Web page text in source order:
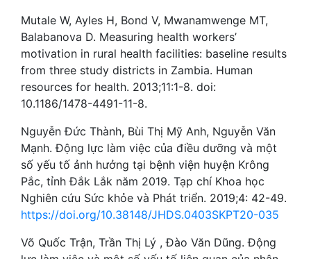
Mutale W, Ayles H, Bond V, Mwanamwenge MT,
Balabanova D. Measuring health workers’
motivation in rural health facilities: baseline results
from three study districts in Zambia. Human
resources for health. 2013;11:1-8. doi:
10.1186/1478-4491-11-8.
Nguyễn Đức Thành, Bùi Thị Mỹ Anh, Nguyễn Văn
Mạnh. Động lực làm việc của điều dưỡng và một
số yếu tố ảnh hưởng tại bệnh viện huyện Krông
Pắc, tỉnh Đắk Lắk năm 2019. Tạp chí Khoa học
Nghiên cứu Sức khỏe và Phát triển. 2019;4: 42-49.
https://doi.org/10.38148/JHDS.0403SKPT20-035
Võ Quốc Trận, Trần Thị Lý , Đào Văn Dũng. Động